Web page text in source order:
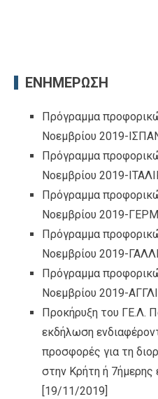
ΕΝΗΜΕΡΩΣΗ
Πρόγραμμα
Νοεμβρίου 2019-
Πρόγραμμα
Νοεμβρίου 2019-
Πρόγραμμα
Νοεμβρίου 2019-
Πρόγραμμα
Νοεμβρίου 2019-
Πρόγραμμα
Νοεμβρίου 2019-
Προκήρυξη του ΓΕ.Λ.
εκδήλωση
προσφορές για τη
στην Κρήτη ή
[19/11/2019]